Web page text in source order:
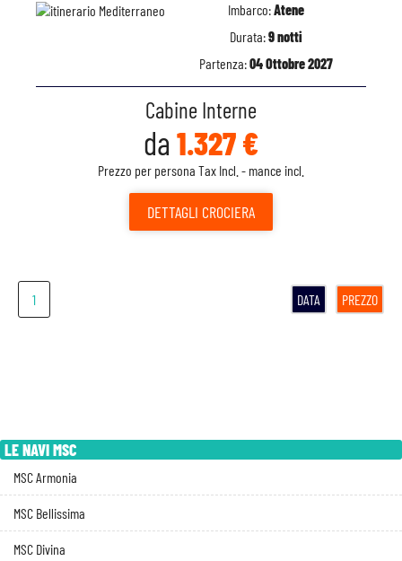
Imbarco:Atene
Durata:9 notti
Partenza:04 Ottobre 2027
Cabine Interne
da 1.327 €
Prezzo per persona Tax Incl. - mance incl.
DETTAGLI CROCIERA
1 DATA PREZZO
LE NAVI MSC
MSC Armonia
MSC Bellissima
MSC Divina